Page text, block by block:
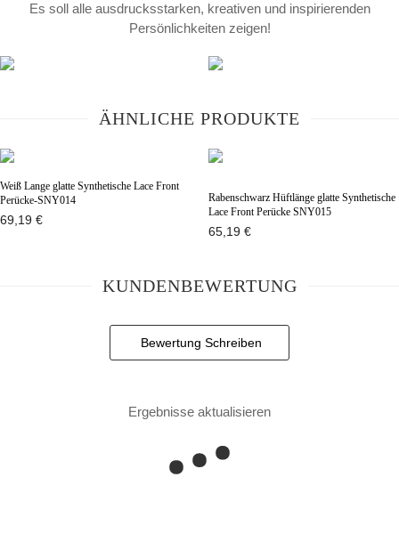
Es soll alle ausdrucksstarken, kreativen und inspirierenden
Persönlichkeiten zeigen!
ÄHNLICHE PRODUKTE
Weiß Lange glatte Synthetische Lace Front
Perücke-SNY014
69,19 €
Rabenschwarz Hüftlänge glatte Synthetische
Lace Front Perücke SNY015
65,19 €
KUNDENBEWERTUNG
Bewertung Schreiben
Ergebnisse aktualisieren